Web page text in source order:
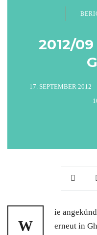
2012/
17. SEPTEMBER 2012
W
ie
erneut in